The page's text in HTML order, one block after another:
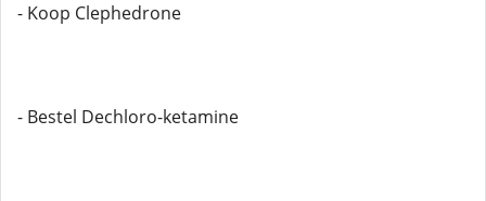
- Koop Clephedrone
- Bestel Dechloro-ketamine